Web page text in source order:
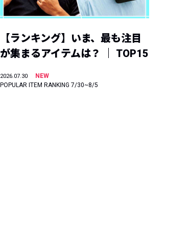
【ランキング】いま、最も注目
が集まるアイテムは？ ｜ TOP15
2026.07.30
NEW
POPULAR ITEM RANKING 7/30~8/5